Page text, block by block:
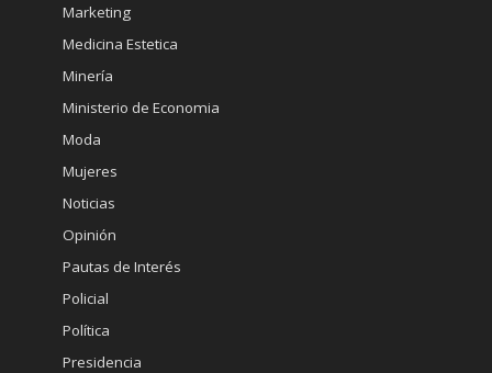
Marketing
Medicina Estetica
Minería
Ministerio de Economia
Moda
Mujeres
Noticias
Opinión
Pautas de Interés
Policial
Política
Presidencia